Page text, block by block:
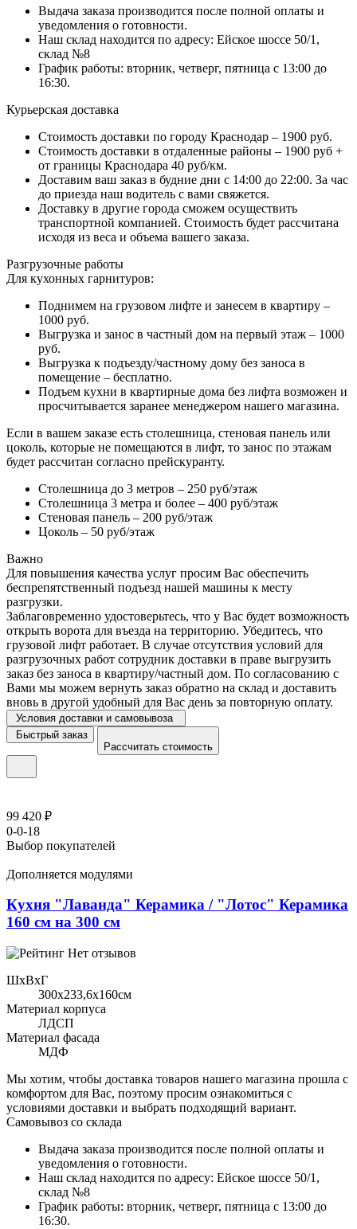
Выдача заказа производится после полной оплаты и
уведомления о готовности.
Наш склад находится по адресу: Ейское шоссе 50/1,
склад №8
График работы: вторник, четверг, пятница с 13:00 до
16:30.
Курьерская доставка
Стоимость доставки по городу Краснодар – 1900 руб.
Стоимость доставки в отдаленные районы – 1900 руб +
от границы Краснодара 40 руб/км.
Доставим ваш заказ в будние дни с 14:00 до 22:00. За час
до приезда наш водитель с вами свяжется.
Доставку в другие города сможем осуществить
транспортной компанией. Стоимость будет рассчитана
исходя из веса и объема вашего заказа.
Разгрузочные работы
Для кухонных гарнитуров:
Поднимем на грузовом лифте и занесем в квартиру –
1000 руб.
Выгрузка и занос в частный дом на первый этаж – 1000
руб.
Выгрузка к подъезду/частному дому без заноса в
помещение – бесплатно.
Подъем кухни в квартирные дома без лифта возможен и
просчитывается заранее менеджером нашего магазина.
Если в вашем заказе есть столешница, стеновая панель или
цоколь, которые не помещаются в лифт, то занос по этажам
будет рассчитан согласно прейскуранту.
Столешница до 3 метров – 250 руб/этаж
Столешница 3 метра и более – 400 руб/этаж
Стеновая панель – 200 руб/этаж
Цоколь – 50 руб/этаж
Важно
Для повышения качества услуг просим Вас обеспечить
беспрепятственный подъезд нашей машины к месту
разгрузки.
Заблаговременно удостоверьтесь, что у Вас будет возможность
открыть ворота для въезда на территорию. Убедитесь, что
грузовой лифт работает. В случае отсутствия условий для
разгрузочных работ сотрудник доставки в праве выгрузить
заказ без заноса в квартиру/частный дом. По согласованию с
Вами мы можем вернуть заказ обратно на склад и доставить
вновь в другой удобный для Вас день за повторную оплату.
Условия доставки и самовывоза
Быстрый заказ
Рассчитать стоимость
99 420 ₽
0-0-18
Выбор покупателей
Дополняется модулями
Кухня "Лаванда" Керамика / "Лотос" Керамика
160 см на 300 см
Нет отзывов
ШхВхГ
300x233,6х160см
Материал корпуса
ЛДСП
Материал фасада
МДФ
Мы хотим, чтобы доставка товаров нашего магазина прошла с
комфортом для Вас, поэтому просим ознакомиться с
условиями доставки и выбрать подходящий вариант.
Самовывоз со склада
Выдача заказа производится после полной оплаты и
уведомления о готовности.
Наш склад находится по адресу: Ейское шоссе 50/1,
склад №8
График работы: вторник, четверг, пятница с 13:00 до
16:30.